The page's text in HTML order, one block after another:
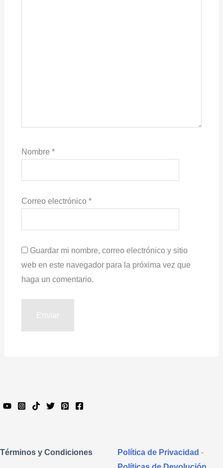
Nombre *
Correo electrónico *
Guardar mi nombre, correo electrónico y sitio
web en este navegador para la próxima vez que
haga un comentario.
Términos y Condiciones Política de Privacidad -